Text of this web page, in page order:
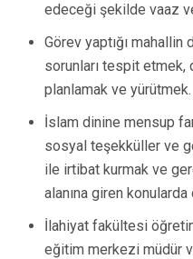
edeceği şekilde vaaz
Görev yaptığı
sorunları tespit
planlamak ve yürütmek.
İslam dinine mensup
sosyal teşekküller ve
ile irtibat kurmak ve
alanına giren
İlahiyat fakültesi
eğitim merkezi müdür